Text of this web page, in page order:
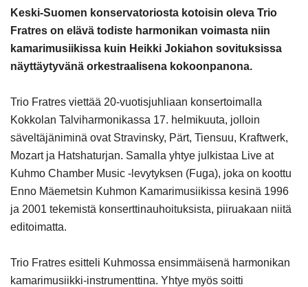
Keski-Suomen konservatoriosta kotoisin oleva Trio
Fratres on elävä todiste harmonikan voimasta niin
kamarimusiikissa kuin Heikki Jokiahon sovituksissa
näyttäytyvänä orkestraalisena kokoonpanona.
Trio Fratres viettää 20-vuotisjuhliaan konsertoimalla
Kokkolan Talviharmonikassa 17. helmikuuta, jolloin
säveltäjäniminä ovat Stravinsky, Pärt, Tiensuu, Kraftwerk,
Mozart ja Hatshaturjan. Samalla yhtye julkistaa Live at
Kuhmo Chamber Music -levytyksen (Fuga), joka on koottu
Enno Mäemetsin Kuhmon Kamarimusiikissa kesinä 1996
ja 2001 tekemistä konserttinauhoituksista, piiruakaan niitä
editoimatta.
Trio Fratres esitteli Kuhmossa ensimmäisenä harmonikan
kamarimusiikki-instrumenttina. Yhtye myös soitti